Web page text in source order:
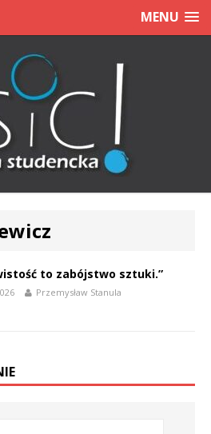
MENU
to zabójstwo sztuki.”
Przemysław Stanula